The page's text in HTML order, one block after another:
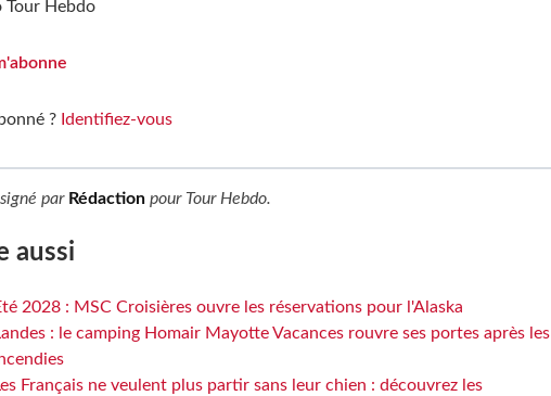
? Identifiez-vous
par Rédactionpour Tour Hebdo.
aussi
2028 : MSC Croisières ouvre les réservations pour l'Alaska
: le camping Homair Mayotte Vacances rouvre ses portes après les
Français ne veulent plus partir sans leur chien : découvrez les